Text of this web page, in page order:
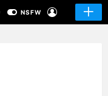
SWITCHNSFW